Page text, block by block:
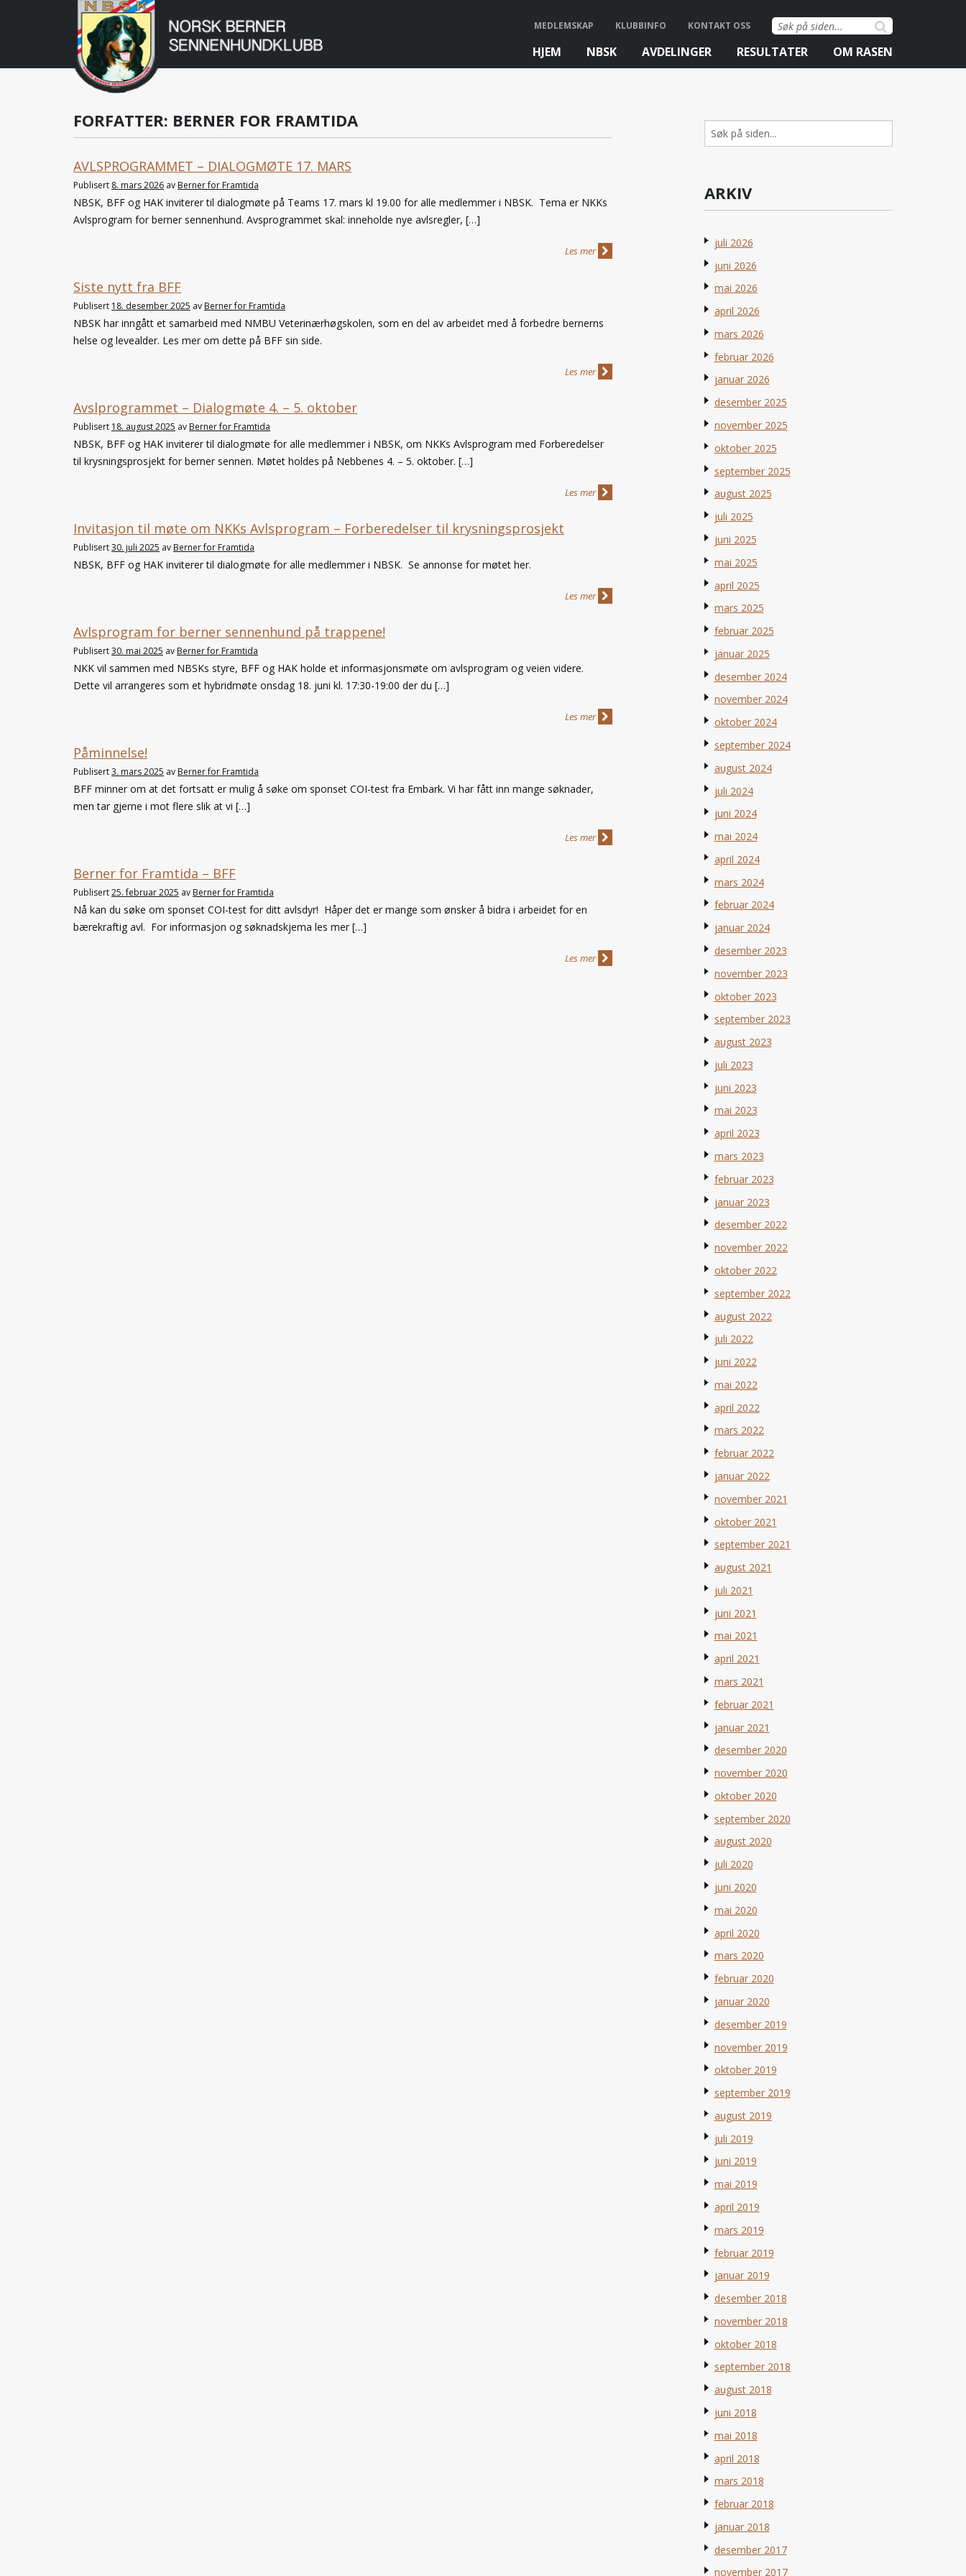
Norsk
Berner
Sennenhundklubb
Søk
etter:
MEDLEMSKAP KLUBBINFO KONTAKT OSS
HJEM NBSK AVDELINGER RESULTATER OM RASEN
FORFATTER: BERNER FOR FRAMTIDA
AVLSPROGRAMMET – DIALOGMØTE 17. MARS
Publisert 8. mars 2026 av Berner for Framtida
NBSK, BFF og HAK inviterer til dialogmøte på Teams 17. mars kl 19.00 for alle medlemmer i NBSK. Tema er NKKs
Avlsprogram for berner sennenhund. Avsprogrammet skal: inneholde nye avlsregler, […]
Les mer
Siste nytt fra BFF
Publisert 18. desember 2025 av Berner for Framtida
NBSK har inngått et samarbeid med NMBU Veterinærhøgskolen, som en del av arbeidet med å forbedre bernerns
helse og levealder. Les mer om dette på BFF sin side.
Les mer
Avslprogrammet – Dialogmøte 4. – 5. oktober
Publisert 18. august 2025 av Berner for Framtida
NBSK, BFF og HAK inviterer til dialogmøte for alle medlemmer i NBSK, om NKKs Avlsprogram med Forberedelser
til krysningsprosjekt for berner sennen. Møtet holdes på Nebbenes 4. – 5. oktober. […]
Les mer
Invitasjon til møte om NKKs Avlsprogram – Forberedelser til krysningsprosjekt
Publisert30. juli 2025 av Berner for Framtida
NBSK, BFF og HAK inviterer til dialogmøte for alle medlemmer i NBSK. Se annonse for møtet her.
Les mer
Avlsprogram for berner sennenhund på trappene!
Publisert30. mai 2025 av Berner for Framtida
NKK vil sammen med NBSKs styre, BFF og HAK holde et informasjonsmøte om avlsprogram og veien videre.
Dette vil arrangeres som et hybridmøte onsdag 18. juni kl. 17:30-19:00 der du […]
Les mer
Påminnelse!
Publisert3. mars 2025 av Berner for Framtida
BFF minner om at det fortsatt er mulig å søke om sponset COI-test fra Embark. Vi har fått inn mange søknader,
men tar gjerne i mot flere slik at vi […]
Les mer
Berner for Framtida – BFF
Publisert25. februar 2025 av Berner for Framtida
Nå kan du søke om sponset COI-test for ditt avlsdyr! Håper det er mange som ønsker å bidra i arbeidet for en
bærekraftig avl. For informasjon og søknadskjema les mer […]
Les mer
Søk
etter:
ARKIV
juli 2026
juni 2026
mai 2026
april 2026
mars 2026
februar 2026
januar 2026
desember 2025
november 2025
oktober 2025
september 2025
august 2025
juli 2025
juni 2025
mai 2025
april 2025
mars 2025
februar 2025
januar 2025
desember 2024
november 2024
oktober 2024
september 2024
august 2024
juli 2024
juni 2024
mai 2024
april 2024
mars 2024
februar 2024
januar 2024
desember 2023
november 2023
oktober 2023
september 2023
august 2023
juli 2023
juni 2023
mai 2023
april 2023
mars 2023
februar 2023
januar 2023
desember 2022
november 2022
oktober 2022
september 2022
august 2022
juli 2022
juni 2022
mai 2022
april 2022
mars 2022
februar 2022
januar 2022
november 2021
oktober 2021
september 2021
august 2021
juli 2021
juni 2021
mai 2021
april 2021
mars 2021
februar 2021
januar 2021
desember 2020
november 2020
oktober 2020
september 2020
august 2020
juli 2020
juni 2020
mai 2020
april 2020
mars 2020
februar 2020
januar 2020
desember 2019
november 2019
oktober 2019
september 2019
august 2019
juli 2019
juni 2019
mai 2019
april 2019
mars 2019
februar 2019
januar 2019
desember 2018
november 2018
oktober 2018
september 2018
august 2018
juni 2018
mai 2018
april 2018
mars 2018
februar 2018
januar 2018
desember 2017
november 2017